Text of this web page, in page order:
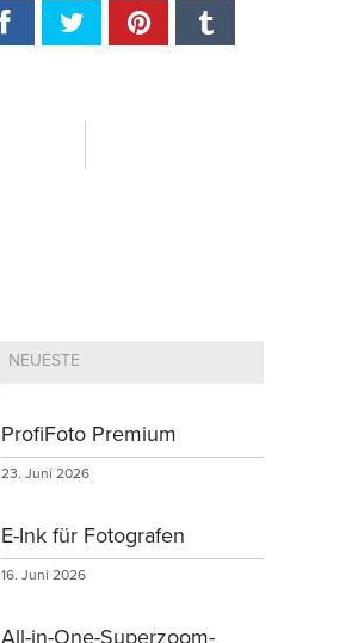
NEUESTE
ProfiFoto Premium
23. Juni 2026
E-Ink für Fotografen
16. Juni 2026
All-in-One-Superzoom-